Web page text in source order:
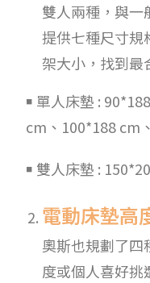
雙人兩種，與一
提供七種尺寸規
架大小，找到最
￭ 單人床墊 :
cm、100*188 cm
￭ 雙人床墊 :
電動床墊高
奧斯也規劃了四
度或個人喜好挑